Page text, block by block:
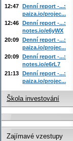
12:47 Denní report -...:
paiza.io/projec...
12:46 Denní report -...:
notes.io/e6yWX
20:09 Denní report -...:
paiza.io/projec...
20:09 Denní report -...:
notes.io/e6rL7
21:13 Denní report -...:
paiza.io/projec...
Škola investování
Zajímavé vzestupy